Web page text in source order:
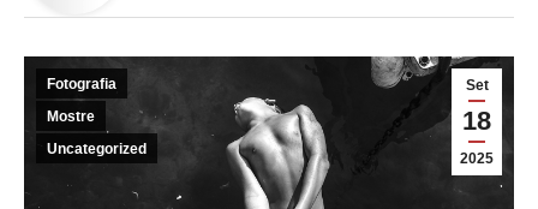
Set
18
2025
Fotografia
Mostre
Uncategorized